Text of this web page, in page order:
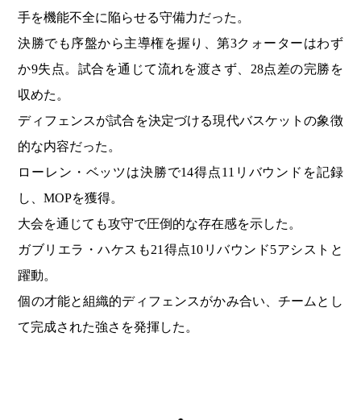
手を機能不全に陥らせる守備力だった。
決勝でも序盤から主導権を握り、第3クォーターはわず
か9失点。試合を通じて流れを渡さず、28点差の完勝を
収めた。
ディフェンスが試合を決定づける現代バスケットの象徴
的な内容だった。
ローレン・ベッツは決勝で14得点11リバウンドを記録
し、MOPを獲得。
大会を通じても攻守で圧倒的な存在感を示した。
ガブリエラ・ハケスも21得点10リバウンド5アシストと
躍動。
個の才能と組織的ディフェンスがかみ合い、チームとし
て完成された強さを発揮した。